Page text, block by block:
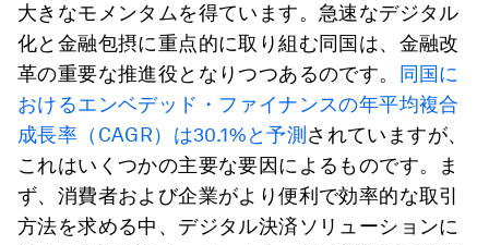
大きなモメンタムを得ています。急速なデジタル
化と金融包摂に重点的に取り組む同国は、金融改
革の重要な推進役となりつつあるのです。
同国に
おけるエンベデッド・ファイナンスの年平均複合
成長率（CAGR）は30.1%と予測 されていますが、
これはいくつかの主要な要因によるものです。ま
ず、消費者および企業がより便利で効率的な取引
方法を求める中、デジタル決済ソリューションに